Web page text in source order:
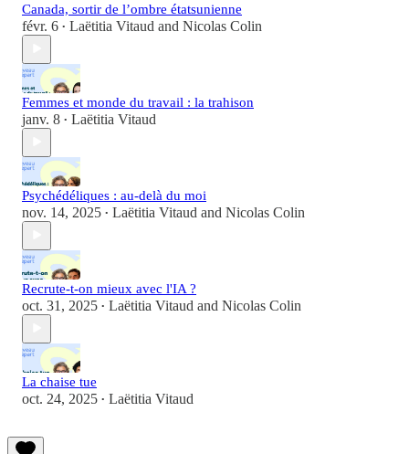
Canada, sortir de l’ombre étatsunienne
févr. 6 • Laëtitia Vitaud and Nicolas Colin
Femmes et monde du travail : la trahison
janv. 8 • Laëtitia Vitaud
Psychédéliques : au-delà du moi
nov. 14, 2025 • Laëtitia Vitaud and Nicolas Colin
Recrute-t-on mieux avec l'IA ?
oct. 31, 2025 • Laëtitia Vitaud and Nicolas Colin
La chaise tue
oct. 24, 2025 • Laëtitia Vitaud